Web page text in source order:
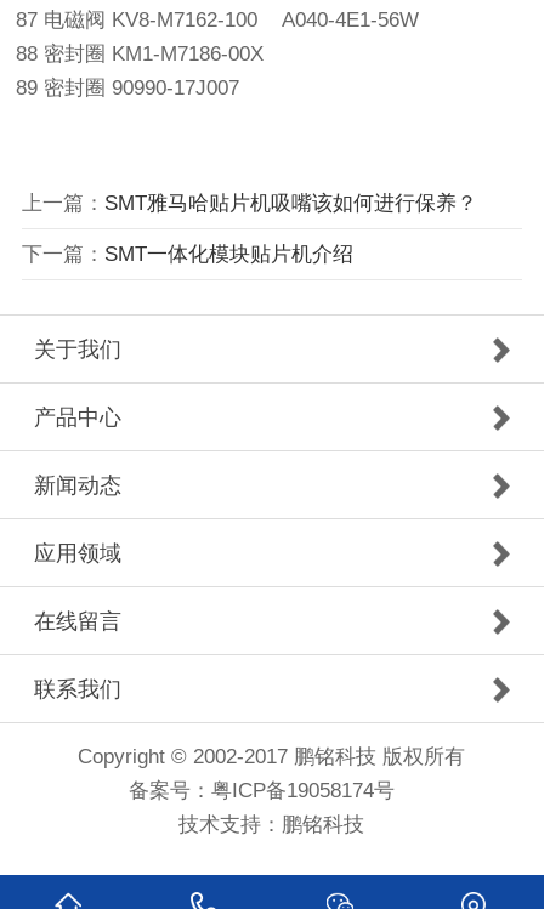
87 电磁阀 KV8-M7162-100 A040-4E1-56W
88 密封圈 KM1-M7186-00X
89 密封圈 90990-17J007
上一篇： SMT雅马哈贴片机吸嘴该如何进行保养？
下一篇： SMT一体化模块贴片机介绍
关于我们
产品中心
新闻动态
应用领域
在线留言
联系我们
Copyright © 2002-2017 鹏铭科技 版权所有
备案号： 粤ICP备19058174号
技术支持： 鹏铭科技